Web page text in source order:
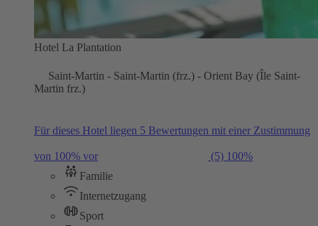
Hotel La Plantation
Saint-Martin - Saint-Martin (frz.) - Orient Bay (Île Saint-
Martin frz.)
Für dieses Hotel liegen 5 Bewertungen mit einer Zustimmung
von 100% vor (5) 100%
Familie
Internetzugang
Sport